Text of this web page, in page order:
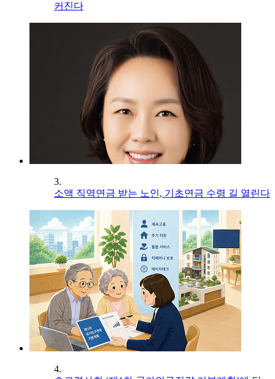
커진다
3.
소액 직역연금 받는 노인, 기초연금 수령 길 열린다
4.